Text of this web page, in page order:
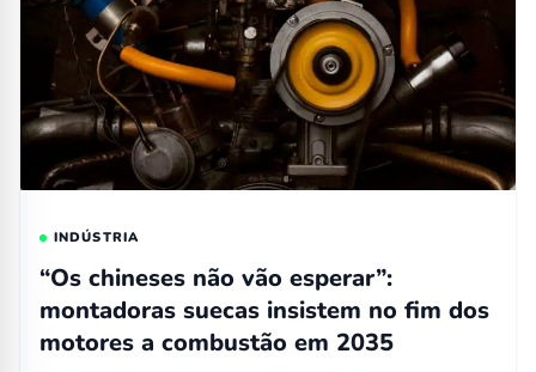
INDÚSTRIA
“Os chineses não vão esperar”:
montadoras suecas insistem no fim dos
motores a combustão em 2035